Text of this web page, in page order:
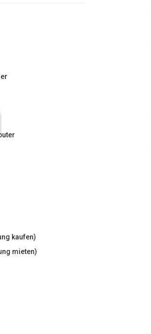
kaufen)
mieten)